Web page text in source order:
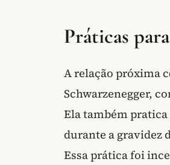
Práticas
A relação próxima
Schwarzenegger,
Ela também
durante a gravidez
Essa prática foi